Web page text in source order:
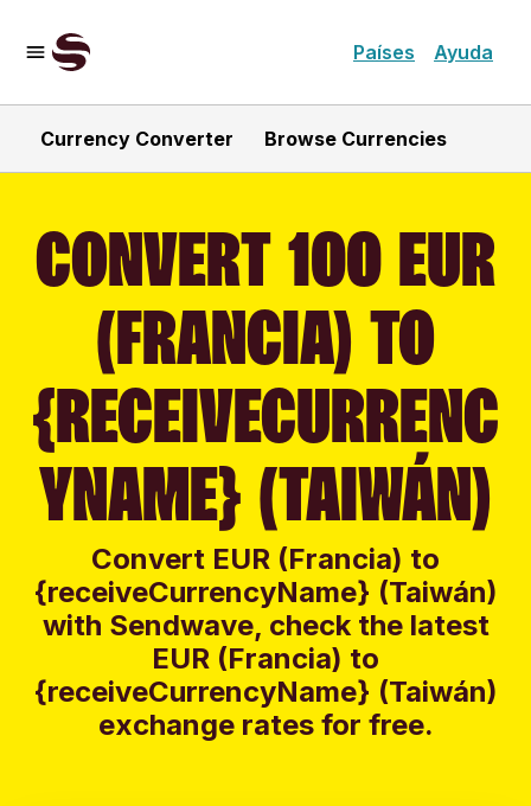
Países Ayuda
Currency Converter Browse Currencies
CONVERT 100 EUR
(FRANCIA) TO
{RECEIVECURRENC
YNAME} (TAIWÁN)
Convert EUR (Francia) to
{receiveCurrencyName} (Taiwán)
with Sendwave, check the latest
EUR (Francia) to
{receiveCurrencyName} (Taiwán)
exchange rates for free.